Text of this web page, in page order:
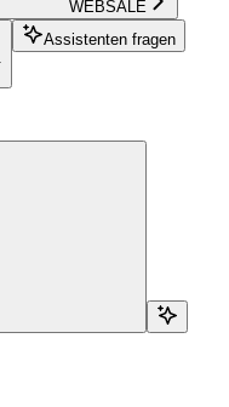
WEBSALE
Assistenten fragen